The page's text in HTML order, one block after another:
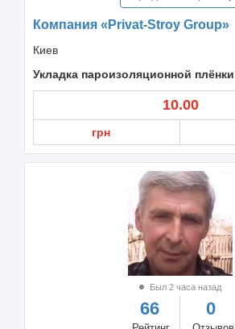
Компания «Privat-Stroy Group»
Киев
Укладка пароизоляционной плёнки
10.00
грн
Был 2 часа назад
66 0